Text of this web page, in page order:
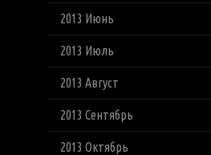
2013 Июнь
2013 Июль
2013 Август
2013 Сентябрь
2013 Октябрь